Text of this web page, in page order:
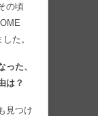
の頃
た。
た、
は？
見つけ